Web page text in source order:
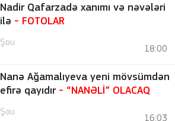
Nadir Qafarzadə xanımı və nəvələri
ilə - FOTOLAR
Şou
18:00
Nanə Ağamalıyeva yeni mövsümdən
efirə qayıdır - “NANƏLİ” OLACAQ
Şou
16:03